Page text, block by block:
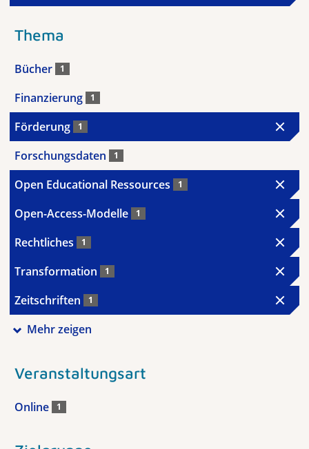
Thema
Bücher 1
Finanzierung 1
Förderung 1
Forschungsdaten 1
Open Educational Ressources 1
Open-Access-Modelle 1
Rechtliches 1
Transformation 1
Zeitschriften 1
Mehr zeigen
Veranstaltungsart
Online 1